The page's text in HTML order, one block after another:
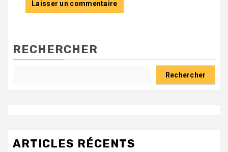
RECHERCHER
Rechercher
ARTICLES RÉCENTS